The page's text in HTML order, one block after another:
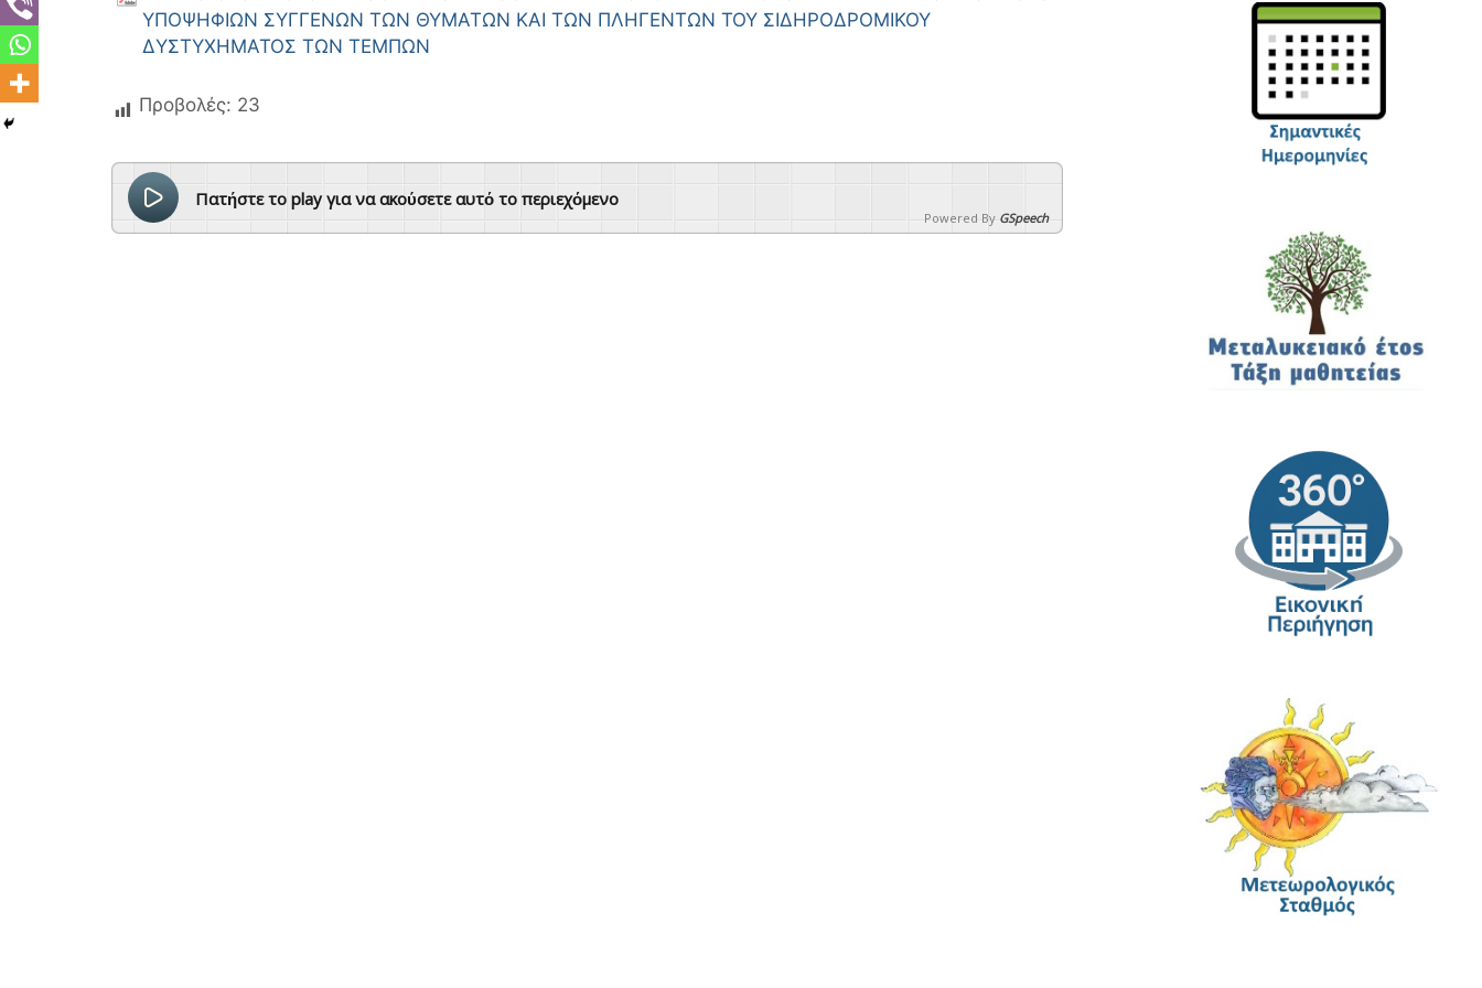
ΥΠΟΨΗΦΙΩΝ ΣΥΓΓΕΝΩΝ ΤΩΝ ΘΥΜΑΤΩΝ ΚΑΙ ΤΩΝ ΠΛΗΓΕΝΤΩΝ ΤΟΥ ΣΙΔΗΡΟΔΡΟΜΙΚΟΥ
ΔΥΣΤΥΧΗΜΑΤΟΣ ΤΩΝ ΤΕΜΠΩΝ
Προβολές: 23
Πατήστε το play για να ακούσετε αυτό το περιεχόμενο
Powered By GSpeech